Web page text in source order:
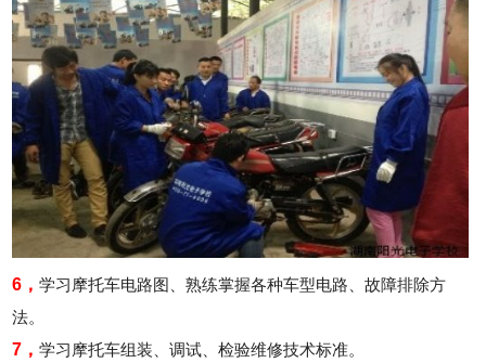
6，学习摩托车电路图、熟练掌握各种车型电路、故障排除方
法。
7，学习摩托车组装、调试、检验维修技术标准。